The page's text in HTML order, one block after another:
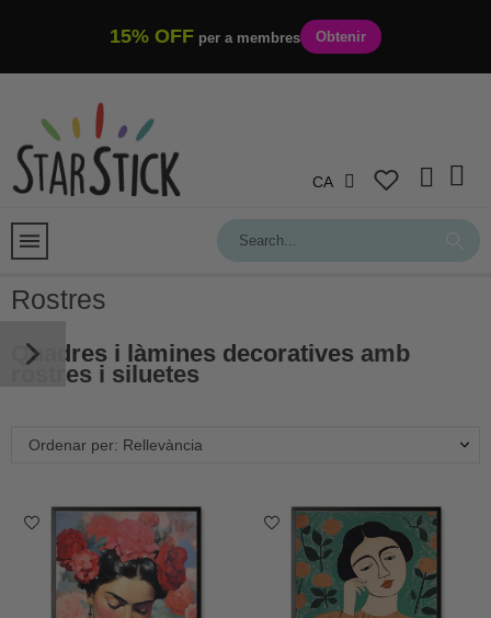
15% OFF per a membres Obtenir
CA
Rostres
Quadres i làmines decoratives amb
rostres i siluetes
Ordenar per: Rellevància